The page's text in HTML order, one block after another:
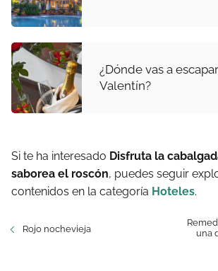
¿Dónde vas a
Valentín?
Si te ha interesado Disfruta la
saborea el roscón, puedes seguir
contenidos en la categoría Hoteles.
Rojo nochevieja
una